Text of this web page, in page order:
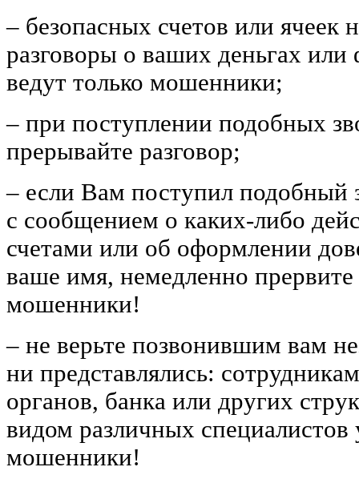
‒ безопасных счетов или ячеек
разговоры о ваших деньгах
ведут только мошенники;
‒ при поступлении подобных
прерывайте разговор;
‒ если Вам поступил подобный
с сообщением о каких-либо
счетами или об оформлении
ваше имя, немедленно прервите
мошенники!
‒ не верьте позвонившим вам
ни представлялись:
органов, банка или других
видом различных специалистов
мошенники!